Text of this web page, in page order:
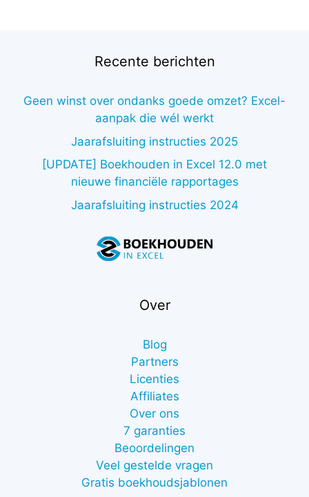
Recente berichten
Geen winst over ondanks goede omzet? Excel-
aanpak die wél werkt
Jaarafsluiting instructies 2025
[UPDATE] Boekhouden in Excel 12.0 met
nieuwe financiële rapportages
Jaarafsluiting instructies 2024
Over
Blog
Partners
Licenties
Affiliates
Over ons
7 garanties
Beoordelingen
Veel gestelde vragen
Gratis boekhoudsjablonen